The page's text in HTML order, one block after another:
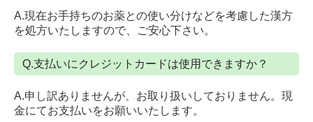
A.現在お手持ちのお薬との使い分けなどを考慮した漢方
を処方いたしますので、ご安心下さい。
Q.支払いにクレジットカードは使用できますか？
A.申し訳ありませんが、お取り扱いしておりません。現
金にてお支払いをお願いいたします。